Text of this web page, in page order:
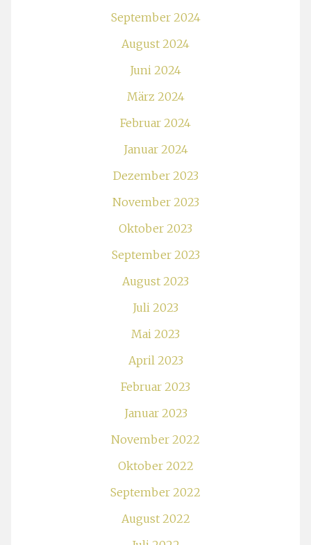
September 2024
August 2024
Juni 2024
März 2024
Februar 2024
Januar 2024
Dezember 2023
November 2023
Oktober 2023
September 2023
August 2023
Juli 2023
Mai 2023
April 2023
Februar 2023
Januar 2023
November 2022
Oktober 2022
September 2022
August 2022